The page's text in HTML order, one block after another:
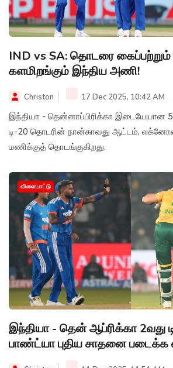
IND vs SA: தொடரை கைப்பற்றும்
களமிறங்கும் இந்திய அணி!
Christon 17 Dec 2025, 10:42 AM
இந்தியா - தென்னாப்பிரிக்கா
டி-20 தொடரின் நான்காவது ஆட்டம்,
மணிக்குத் தொடங்குகிறது.
விளையாட்டு
இந்தியா - தென் ஆப்ரிக்கா 2வது
பாண்ட்யா புதிய சாதனை படைக்க